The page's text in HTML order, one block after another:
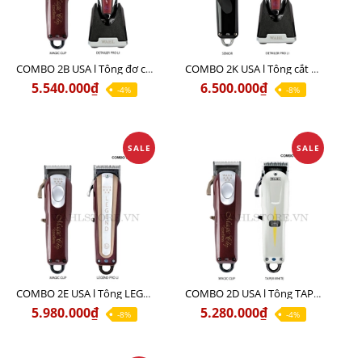
COMBO 2B USA l Tông đơ cắt Magic clip Red + Tông đơ viền Detailer Pro Li
5.540.000₫ -4%
COMBO 2K USA l Tông cắt SENIOR +Tông viền DETAILER PRO LI
6.500.000₫ -8%
SALE
COMBO 2E USA l Tông LEGEND PRO LI + Tông MAGIC CLIP
5.980.000₫ -8%
SALE
COMBO 2D USA l Tông TAPER WHITE + Tông MAGIC CLIP
5.280.000₫ -4%